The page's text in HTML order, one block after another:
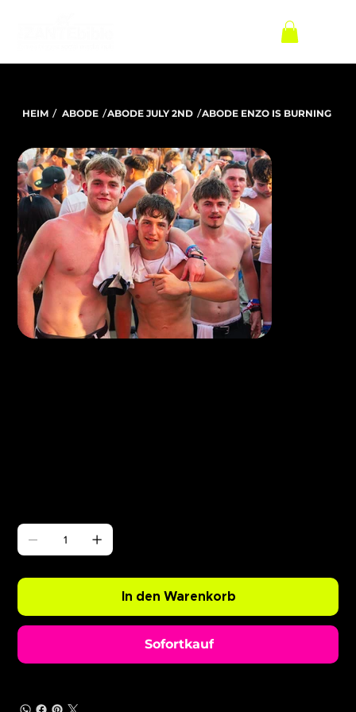
HEIM / ABODE /ABODE JULY 2ND /ABODE ENZO IS BURNING
In den Warenkorb
Sofortkauf